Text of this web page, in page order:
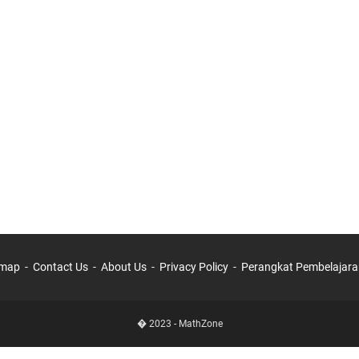
Contact Us About Us Privacy Policy Perangkat
� 2023 - MathZone